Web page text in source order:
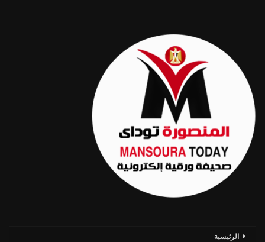
الرئيسية